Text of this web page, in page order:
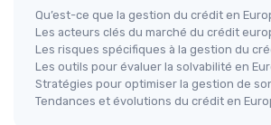
Qu’est-ce que la gestion du crédit en
Les acteurs clés du marché du crédit
Les risques spécifiques à la gestion du
Les outils pour évaluer la solvabilité en
Stratégies pour optimiser la gestion de
Tendances et évolutions du crédit en